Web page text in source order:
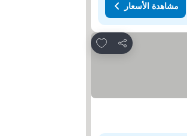
مشاهدة الأسعار
مشاركة
Add to favorites